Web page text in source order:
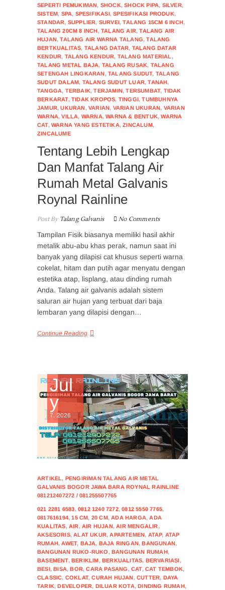
SEPERTI PEMUKIMAN, SHOCK,SHOCK PIPA, SILVER,
SISTEM, SPA, SPESIFIKASI,SPESIFIKASI PRODUK,
STANDAR, SUPPLIER, SURVEI,TALANG 15CM 6 INCH,
TALANG 20CM 8 INCH,TALANG AIR,TALANG AIR
HUJAN,TALANG AIR WARNA TALANG,TALANG
BERTKUALITAS, TALANG DATAR, TALANG DATAR
KENDUR, TALANG KENDUR, TALANG MATERIAL ,
TALANG METAL BAJA, TALANG RUSAK, TALANG
SETENGAH LINGKARAN,TALANG SUDUT, TALANG
SUDUT DALAM, TALANG SUDUT LUAR,TANAH,
TANGGA, TERBAIK,TERJAMIN,TERSUMBAT, TIDAK
BERKARAT,TIDAK KROPOS, TINGGI,TUMBUHNYA
JAMUR,UKURAN,VARIAN, VARIAN UKURAN, VARIAN
WARNA,VILLA, WARNA,WARNA & BENTUK,WARNA
CAT,WARNA YANG ESTETIKA,ZINCALUM,
ZINCALUME
Tentang Lebih Lengkap
Dan Manfat Talang Air
Rumah Metal Galvanis
Roynal Rainline
Post ByTalang Galvanis No Comments
Tampilan Fisik biasanya memiliki hasil akhir
metalik abu-abu khas perak, namun saat ini
banyak yang dilapisi cat khusus seperti warna
cokelat, hitam dan putih agar menyatu dengan
estetika atap, lisplang, atau dinding rumah
Anda. Talang air galvanis adalah sistem
saluran air hujan yang terbuat dari baja
lembaran yang dilapisi dengan…
Continue Reading
Jul
y
7, 2026
ARTIKEL, PENGIRIMAN TALANG AIR METAL
GALVANIS BOGOR JAWA BARA ROYNAL RAINLINE
081212407272 / 081255507765
021 2281 6583,0812 1240 7272,0812 5550 7765,
0817616194,15 CM, 20 CM,ADA HARGA,ADA
KUALITAS,AIR,AIR HUJAN,AIR MENGALIR,
AKSESORIS,ALAT UKUR,APARTEMEN, ATAP, ATAP
RUMAH,AWET, BAJA, BAJA RINGAN,BANGUNAN,
BANGUNAN RUKO-RUKO ,BANGUNAN RUMAH,
BASEMENT,BERIKLIM,BERKUALITAS, BERVARIASI,
BESI,BISA,BOR,CARA PASANG ,CAT,CAT TEMBOK,
CLASSIC, COKLAT,CURAH HUJAN,CUTTER, DAYA
TARIK,DEVELOPER, DILUAR KOTA,DINDING RUMAH,